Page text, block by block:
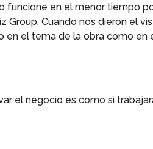
funcione en el menor tiempo
Group. Cuando nos dieron el
en el tema de la obra como en
el negocio es como si